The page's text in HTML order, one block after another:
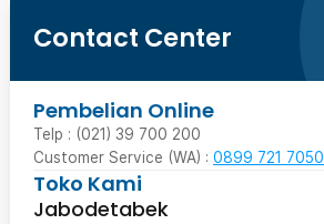
Contact Center
Pembelian Online
Telp : (021) 39 700 200
Customer Service (WA) : 0899 721 7050
Toko Kami
Jabodetabek